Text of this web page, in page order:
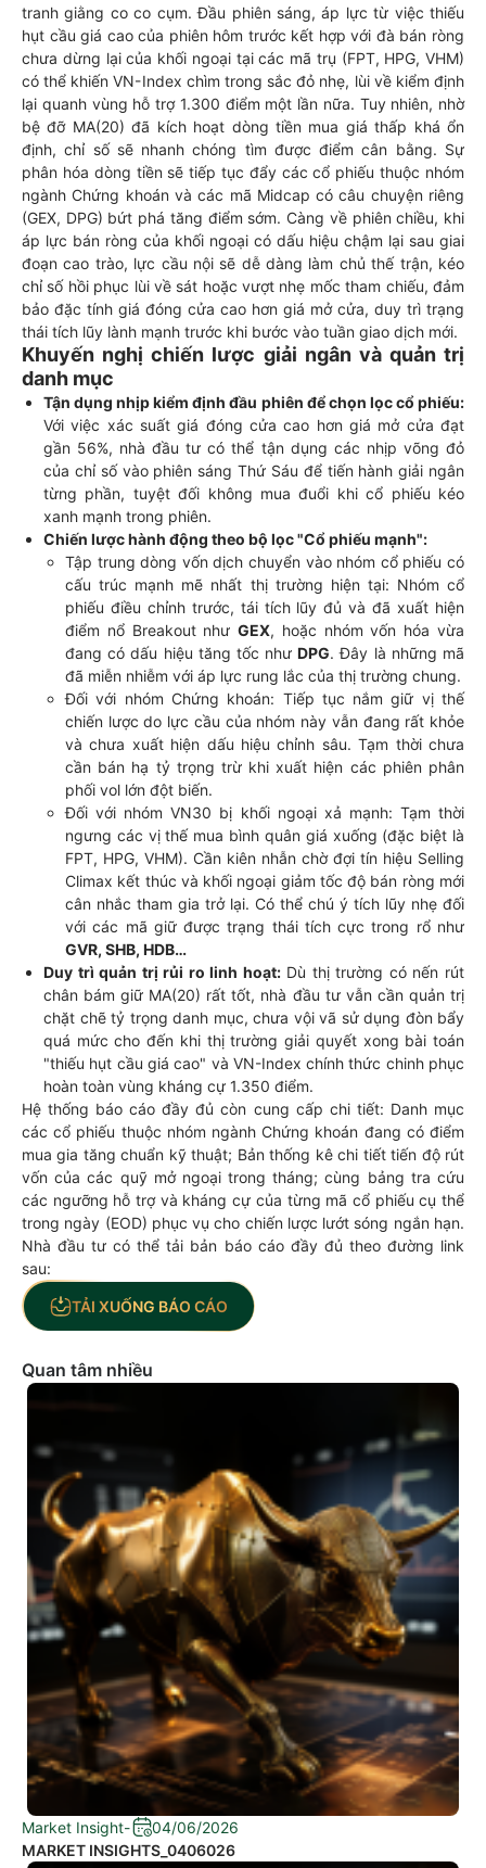
tranh giằng co co cụm. Đầu phiên sáng, áp lực từ việc thiếu
hụt cầu giá cao của phiên hôm trước kết hợp với đà bán ròng
chưa dừng lại của khối ngoại tại các mã trụ (FPT, HPG, VHM)
có thể khiến VN-Index chìm trong sắc đỏ nhẹ, lùi về kiểm định
lại quanh vùng hỗ trợ 1.300 điểm một lần nữa. Tuy nhiên, nhờ
bệ đỡ MA(20) đã kích hoạt dòng tiền mua giá thấp khá ổn
định, chỉ số sẽ nhanh chóng tìm được điểm cân bằng. Sự
phân hóa dòng tiền sẽ tiếp tục đẩy các cổ phiếu thuộc nhóm
ngành Chứng khoán và các mã Midcap có câu chuyện riêng
(GEX, DPG) bứt phá tăng điểm sớm. Càng về phiên chiều, khi
áp lực bán ròng của khối ngoại có dấu hiệu chậm lại sau giai
đoạn cao trào, lực cầu nội sẽ dễ dàng làm chủ thế trận, kéo
chỉ số hồi phục lùi về sát hoặc vượt nhẹ mốc tham chiếu, đảm
bảo đặc tính giá đóng cửa cao hơn giá mở cửa, duy trì trạng
thái tích lũy lành mạnh trước khi bước vào tuần giao dịch mới.
Khuyến nghị chiến lược giải ngân và quản trị
danh mục
Tận dụng nhịp kiểm định đầu phiên để chọn lọc cổ phiếu:
Với việc xác suất giá đóng cửa cao hơn giá mở cửa đạt
gần 56%, nhà đầu tư có thể tận dụng các nhịp võng đỏ
của chỉ số vào phiên sáng Thứ Sáu để tiến hành giải ngân
từng phần, tuyệt đối không mua đuổi khi cổ phiếu kéo
xanh mạnh trong phiên.
Chiến lược hành động theo bộ lọc "Cổ phiếu mạnh":
Tập trung dòng vốn dịch chuyển vào nhóm cổ phiếu có
cấu trúc mạnh mẽ nhất thị trường hiện tại: Nhóm cổ
phiếu điều chỉnh trước, tái tích lũy đủ và đã xuất hiện
điểm nổ Breakout nhưGEX, hoặc nhóm vốn hóa vừa
đang có dấu hiệu tăng tốc nhưDPG. Đây là những mã
đã miễn nhiễm với áp lực rung lắc của thị trường chung.
Đối với nhóm Chứng khoán: Tiếp tục nắm giữ vị thế
chiến lược do lực cầu của nhóm này vẫn đang rất khỏe
và chưa xuất hiện dấu hiệu chỉnh sâu. Tạm thời chưa
cần bán hạ tỷ trọng trừ khi xuất hiện các phiên phân
phối vol lớn đột biến.
Đối với nhóm VN30 bị khối ngoại xả mạnh: Tạm thời
ngưng các vị thế mua bình quân giá xuống (đặc biệt là
FPT, HPG, VHM). Cần kiên nhẫn chờ đợi tín hiệu Selling
Climax kết thúc và khối ngoại giảm tốc độ bán ròng mới
cân nhắc tham gia trở lại. Có thể chú ý tích lũy nhẹ đối
với các mã giữ được trạng thái tích cực trong rổ như
GVR, SHB, HDB…
Duy trì quản trị rủi ro linh hoạt:Dù thị trường có nến rút
chân bám giữ MA(20) rất tốt, nhà đầu tư vẫn cần quản trị
chặt chẽ tỷ trọng danh mục, chưa vội vã sử dụng đòn bẩy
quá mức cho đến khi thị trường giải quyết xong bài toán
"thiếu hụt cầu giá cao" và VN-Index chính thức chinh phục
hoàn toàn vùng kháng cự 1.350 điểm.
Hệ thống báo cáo đầy đủ còn cung cấp chi tiết: Danh mục
các cổ phiếu thuộc nhóm ngành Chứng khoán đang có điểm
mua gia tăng chuẩn kỹ thuật; Bản thống kê chi tiết tiến độ rút
vốn của các quỹ mở ngoại trong tháng; cùng bảng tra cứu
các ngưỡng hỗ trợ và kháng cự của từng mã cổ phiếu cụ thể
trong ngày (EOD) phục vụ cho chiến lược lướt sóng ngắn hạn.
Nhà đầu tư có thể tải bản báo cáo đầy đủ theo đường link
sau:
TẢI XUỐNG BÁO CÁO
Quan tâm nhiều
Market Insight-
04/06/2026
MARKET INSIGHTS_0406026